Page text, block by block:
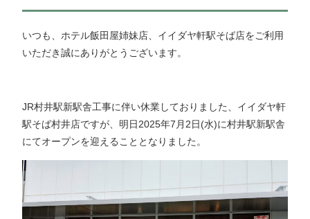
いつも、ホテル飯田屋姉妹店、イイダヤ軒駅そば店をご利用
いただき誠にありがとうございます。
JR村井駅新駅舎工事に伴い休業しておりました、イイダヤ軒
駅そば村井店ですが、明日2025年7月2日(水)に村井駅新駅舎
にてオープンを迎えることとなりました。